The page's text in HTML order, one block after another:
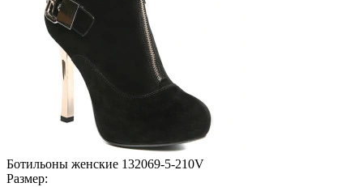
Ботильоны женские 132069-5-210V
Размер: